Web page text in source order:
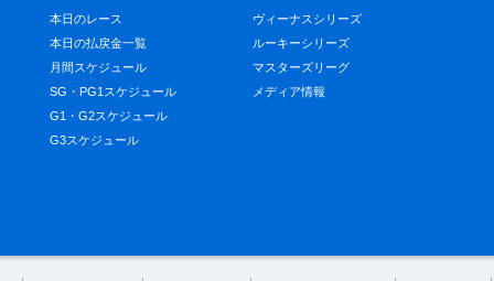
本日のレース
本日の払戻金一覧
月間スケジュール
SG・PG1スケジュール
G1・G2スケジュール
G3スケジュール
ヴィーナスシリーズ
ルーキーシリーズ
マスターズリーグ
メディア情報